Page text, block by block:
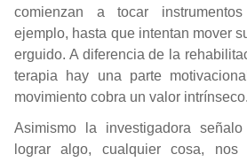
comienzan a tocar
ejemplo, hasta que intentan mover
erguido. A diferencia de la
terapia hay una parte
movimiento cobra un valor intrínseco.
Asimismo la investigadora
lograr algo, cualquier cosa,